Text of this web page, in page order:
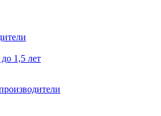
1,5 лет